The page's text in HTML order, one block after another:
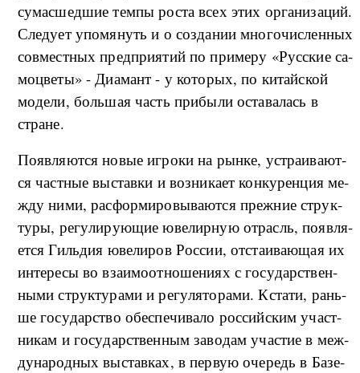
су­ма­с­шед­шие те­м­пы ро­ста всех этих ор­га­ни­за­ций.
Сле­ду­ет упо­мя­нуть и о со­з­да­нии мно­го­чис­лен­ных
со­в­ме­ст­ных пред­при­я­тий по при­ме­ру «Рус­ские са­
мо­цве­ты» - Ди­а­мант - у ко­то­рых, по ки­тай­ской
мо­де­ли, боль­шая часть при­бы­ли оста­ва­лась в
стра­не.
По­яв­ля­ют­ся но­вые иг­ро­ки на ры­н­ке, устра­и­ва­ют­
ся част­ные вы­став­ки и воз­ни­ка­ет кон­ку­рен­ция ме­
ж­ду ни­ми, рас­фор­ми­ро­вы­ва­ют­ся пре­ж­ние струк­
ту­ры, ре­гу­ли­ру­ю­щие юве­ли­р­ную от­расль, по­яв­ля­
ет­ся Гиль­дия юве­ли­ров Рос­сии, от­ста­и­ва­ю­щая их
ин­те­ре­сы во вза­и­мо­о­т­но­ше­ни­ях с го­су­дар­ствен­
ны­ми струк­ту­ра­ми и ре­гу­ля­то­ра­ми. Кста­ти, ра­нь­
ше го­су­дар­ство обес­пе­чи­ва­ло рос­сий­ским участ­
ни­кам и го­су­дар­ствен­ным за­во­дам уча­стие в ме­ж­
ду­на­род­ных вы­став­ках, в первую оче­редь в Ба­зе­